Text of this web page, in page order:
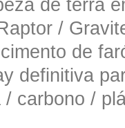
de terra
/
de
definitiva
/ carbono /